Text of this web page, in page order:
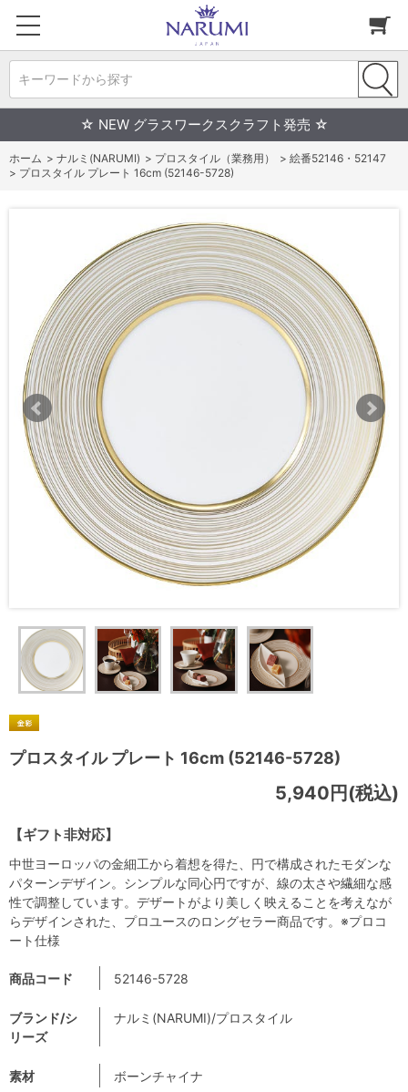
キーワードから探す
☆ NEW グラスワークスクラフト発売 ☆
ホーム > ナルミ(NARUMI) > プロスタイル（業務用） > 絵番52146・52147
> プロスタイル プレート 16cm (52146-5728)
プロスタイル プレート 16cm (52146-5728)
【ギフト非対応】
5,940円(税込)
商品コード 52146-5728
ブランド/シ
リーズ
ナルミ(NARUMI)/プロスタイル
素材 ボーンチャイナ
中世ヨーロッパの金細工から着想を得た、円で構成されたモダンな
パターンデザイン。シンプルな同心円ですが、線の太さや繊細な感
性で調整しています。デザートがより美しく映えることを考えなが
らデザインされた、プロユースのロングセラー商品です。※プロコ
ート仕様